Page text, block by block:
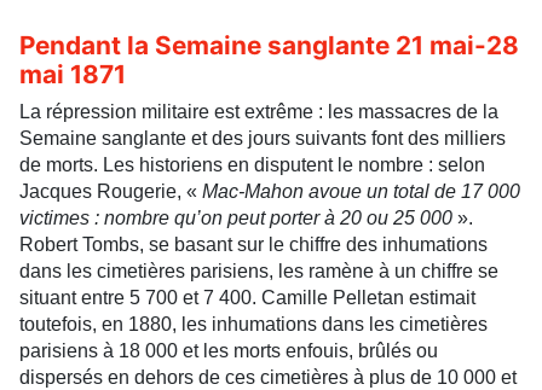
Pendant la Semaine sanglante 21 mai-28
mai 1871
La répression militaire est extrême : les massacres de la
Semaine sanglante et des jours suivants font des milliers
de morts. Les historiens en disputent le nombre : selon
Jacques Rougerie, « Mac-Mahon avoue un total de 17 000
victimes : nombre qu’on peut porter à 20 ou 25 000 ».
Robert Tombs, se basant sur le chiffre des inhumations
dans les cimetières parisiens, les ramène à un chiffre se
situant entre 5 700 et 7 400. Camille Pelletan estimait
toutefois, en 1880, les inhumations dans les cimetières
parisiens à 18 000 et les morts enfouis, brûlés ou
dispersés en dehors de ces cimetières à plus de 10 000 et